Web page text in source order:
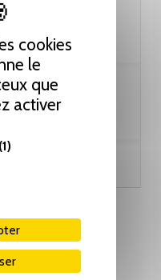
cookies
le
que
activer
(1)